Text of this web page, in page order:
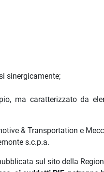
sinergicamente;
ma caratterizzato da
& Transportation e
s.c.p.a.
sul sito della